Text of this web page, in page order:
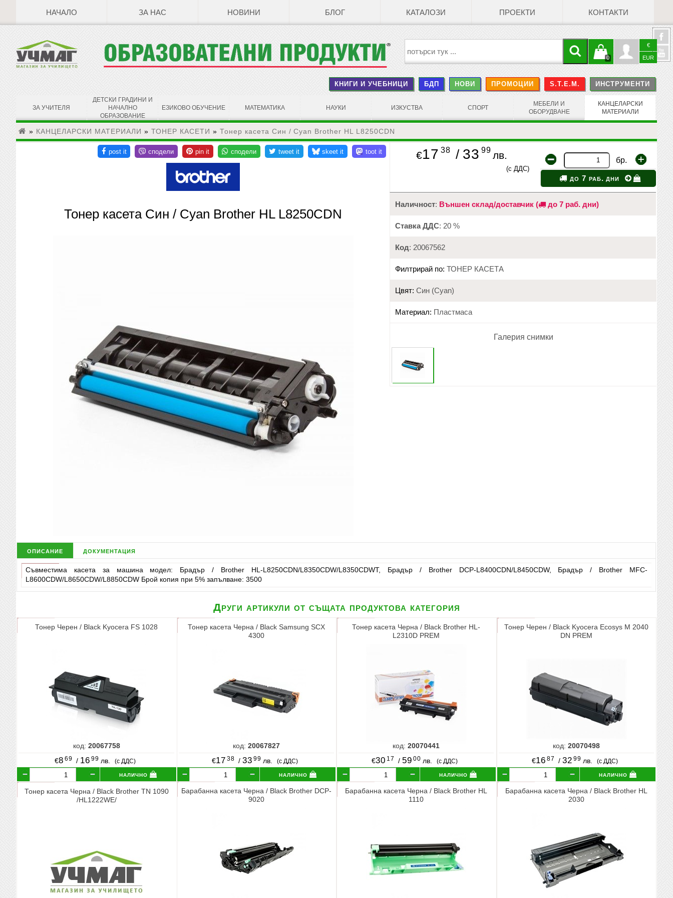
НАЧАЛО ЗА НАС НОВИНИ БЛОГ КАТАЛОЗИ ПРОЕКТИ КОНТАКТИ
€
EUR
Профил
0
Кошницата
е празна
КНИГИ И УЧЕБНИЦИ БДП НОВИ ПРОМОЦИИ S.T.E.M. ИНСТРУМЕНТИ
ЗА УЧИТЕЛЯ
ДЕТСКИ ГРАДИНИ И
НАЧАЛНО
ОБРАЗОВАНИЕ
ЕЗИКОВО ОБУЧЕНИЕ МАТЕМАТИКА НАУКИ ИЗКУСТВА СПОРТ
МЕБЕЛИ И
ОБОРУДВАНЕ
КАНЦЕЛАРСКИ
МАТЕРИАЛИ
» КАНЦЕЛАРСКИ МАТЕРИАЛИ » ТОНЕР КАСЕТИ » Тонер касета Син / Cyan Brother HL L8250CDN
Тонер касета Син / Cyan Brother HL L8250CDN
€17 38 / 33 99 лв.
(с ДДС)
бр.
до 7 раб. дни
Наличност: Външен склад/доставчик ( до 7 раб. дни)
Ставка ДДС: 20 %
Код: 20067562
Филтрирай по: ТОНЕР КАСЕТА
Цвят: Син (Cyan)
Материал: Пластмаса
Галерия снимки
описание документация
Съвместима касета за машина модел: Брадър / Brother HL-L8250CDN/L8350CDW/L8350CDWT, Брадър / Brother DCP-L8400CDN/L8450CDW, Брадър / Brother MFC-
L8600CDW/L8650CDW/L8850CDW Брой копия при 5% запълване: 3500
Други артикули от същата продуктова категория
Тонер Черен / Black Kyocera FS 1028
код: 20067758
€8 69 / 16 99 лв. (с ДДС)
налично
Тонер касета Черна / Black Samsung SCX
4300
код: 20067827
€17 38 / 33 99 лв. (с ДДС)
налично
Тонер касета Черна / Black Brother HL-
L2310D PREM
код:20070441
€30 17 / 59 00 лв. (с ДДС)
налично
Тонер Черен / Black Kyocera Ecosys M 2040
DN PREM
код: 20070498
€16 87 / 32 99 лв. (с ДДС)
налично
Тонер касета Черна / Black Brother TN 1090
/HL1222WE/
Барабанна касета Черна / Black Brother DCP-
9020
Барабанна касета Черна / Black Brother HL
1110
Барабанна касета Черна / Black Brother HL
2030